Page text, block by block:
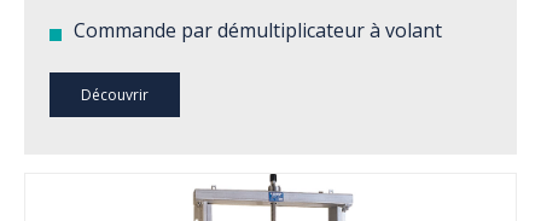
Commande par démultiplicateur à volant
Découvrir